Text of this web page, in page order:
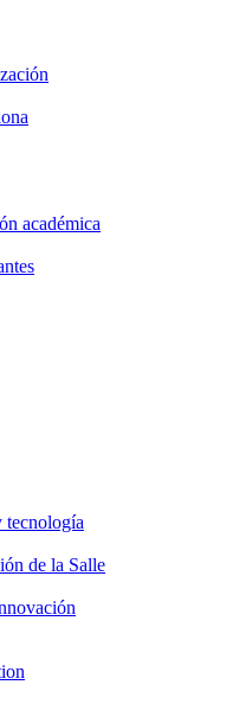
académica
tecnología
de la Salle